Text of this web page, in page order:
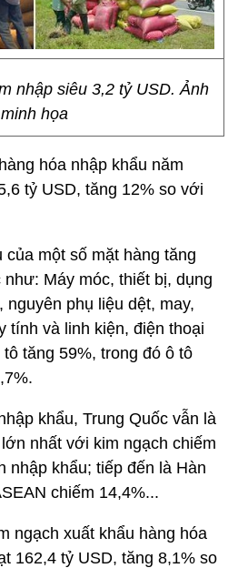
nhập siêu 3,2 tỷ USD. Ảnh
minh họa
hóa nhập khẩu năm
tỷ USD, tăng 12% so với
của một số mặt hàng tăng
Máy móc, thiết bị, dụng
nguyên phụ liệu dệt, may,
tính và linh kiện, điện thoại
tăng 59%, trong đó ô tô
khẩu, Trung Quốc vẫn là
nhất với kim ngạch chiếm
nhập khẩu; tiếp đến là Hàn
chiếm 14,4%...
ngạch xuất khẩu hàng hóa
162,4 tỷ USD, tăng 8,1% so